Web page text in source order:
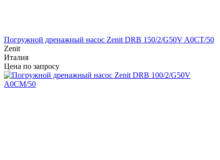
Погружной дренажный насос Zenit DRB 150/2/G50V A0CT/50
Zenit
Италия
Цена по запросу